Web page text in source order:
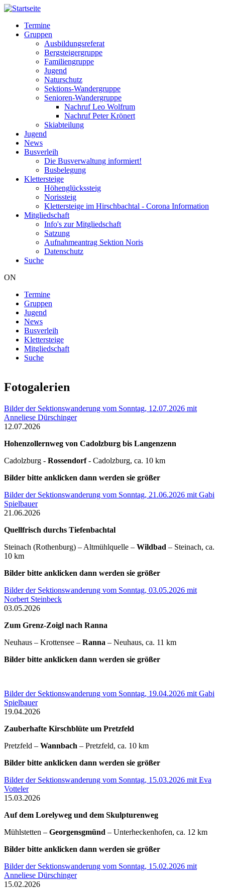
Direkt
Inhalt
Hauptnavigation
Termine
Gruppen
Ausbildungsreferat
Bergsteigergruppe
Familiengruppe
Jugend
Naturschutz
Sektions-Wandergruppe
Senioren-Wandergruppe
Nachruf Leo Wolfrum
Nachruf Peter Krönert
Skiabteilung
Jugend
News
Busverleih
Die Busverwaltung informiert!
Busbelegung
Klettersteige
Höhenglückssteig
Norissteig
Klettersteige im Hirschbachtal - Corona Information
Mitgliedschaft
Info's zur Mitgliedschaft
Satzung
Aufnahmeantrag Sektion Noris
Datenschutz
Suche
ON
Hauptnavigation
Termine
Gruppen
Jugend
News
Busverleih
Klettersteige
Mitgliedschaft
Suche
Fotogalerien
Bilder der Sektionswanderung vom Sonntag, 12.07.2026 mit
Anneliese Dürschinger
12.07.2026
Hohenzollernweg von Cadolzburg bis Langenzenn
Cadolzburg - Rossendorf- Cadolzburg, ca. 10 km
Bilder bitte anklicken dann werden sie größer
Bilder der Sektionswanderung vom Sonntag, 21.06.2026 mit Gabi
Spielbauer
21.06.2026
Quellfrisch durchs Tiefenbachtal
Steinach (Rothenburg) – Altmühlquelle – Wildbad – Steinach, ca.
10 km
Bilder bitte anklicken dann werden sie größer
Bilder der Sektionswanderung vom Sonntag, 03.05.2026 mit
Norbert Steinbeck
03.05.2026
Zum Grenz-Zoigl nach Ranna
Neuhaus – Krottensee – Ranna – Neuhaus, ca. 11 km
Bilder bitte anklicken dann werden sie größer
Bilder der Sektionswanderung vom Sonntag, 19.04.2026 mit Gabi
Spielbauer
19.04.2026
Zauberhafte Kirschblüte um Pretzfeld
Pretzfeld – Wannbach – Pretzfeld, ca. 10 km
Bilder bitte anklicken dann werden sie größer
Bilder der Sektionswanderung vom Sonntag, 15.03.2026 mit Eva
Votteler
15.03.2026
Auf dem Lorelyweg und dem Skulpturenweg
Mühlstetten – Georgensgmünd – Unterheckenhofen, ca. 12 km
Bilder bitte anklicken dann werden sie größer
Bilder der Sektionswanderung vom Sonntag, 15.02.2026 mit
Anneliese Dürschinger
15.02.2026